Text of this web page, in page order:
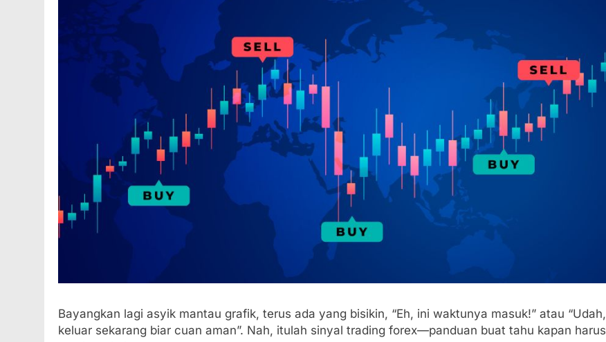
Bayangkan lagi asyik mantau grafik, terus ada yang bisikin, “Eh, ini waktunya masuk!” atau “Udah,
keluar sekarang biar cuan aman”. Nah, itulah sinyal trading forex—panduan buat tahu kapan harus